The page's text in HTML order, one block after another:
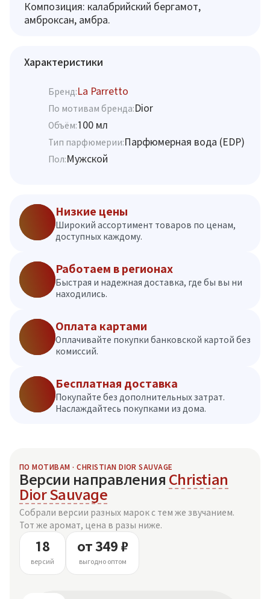
Композиция: калабрийский бергамот,
амброксан, амбра.
Характеристики
Бренд:La Parretto
По мотивам бренда:Dior
Объём:100 мл
Тип парфюмерии:Парфюмерная вода (EDP)
Пол:Мужской
Низкие цены
Широкий ассортимент товаров по ценам,
доступных каждому.
Работаем в регионах
Быстрая и надежная доставка, где бы вы ни
находились.
Оплата картами
Оплачивайте покупки банковской картой без
комиссий.
Бесплатная доставка
Покупайте без дополнительных затрат.
Наслаждайтесь покупками из дома.
ПО МОТИВАМ · CHRISTIAN DIOR SAUVAGE
Версии направления Christian
Dior Sauvage
Собрали версии разных марок с тем же звучанием.
Тот же аромат, цена в разы ниже.
18
версий
от 349 ₽
выгодно оптом